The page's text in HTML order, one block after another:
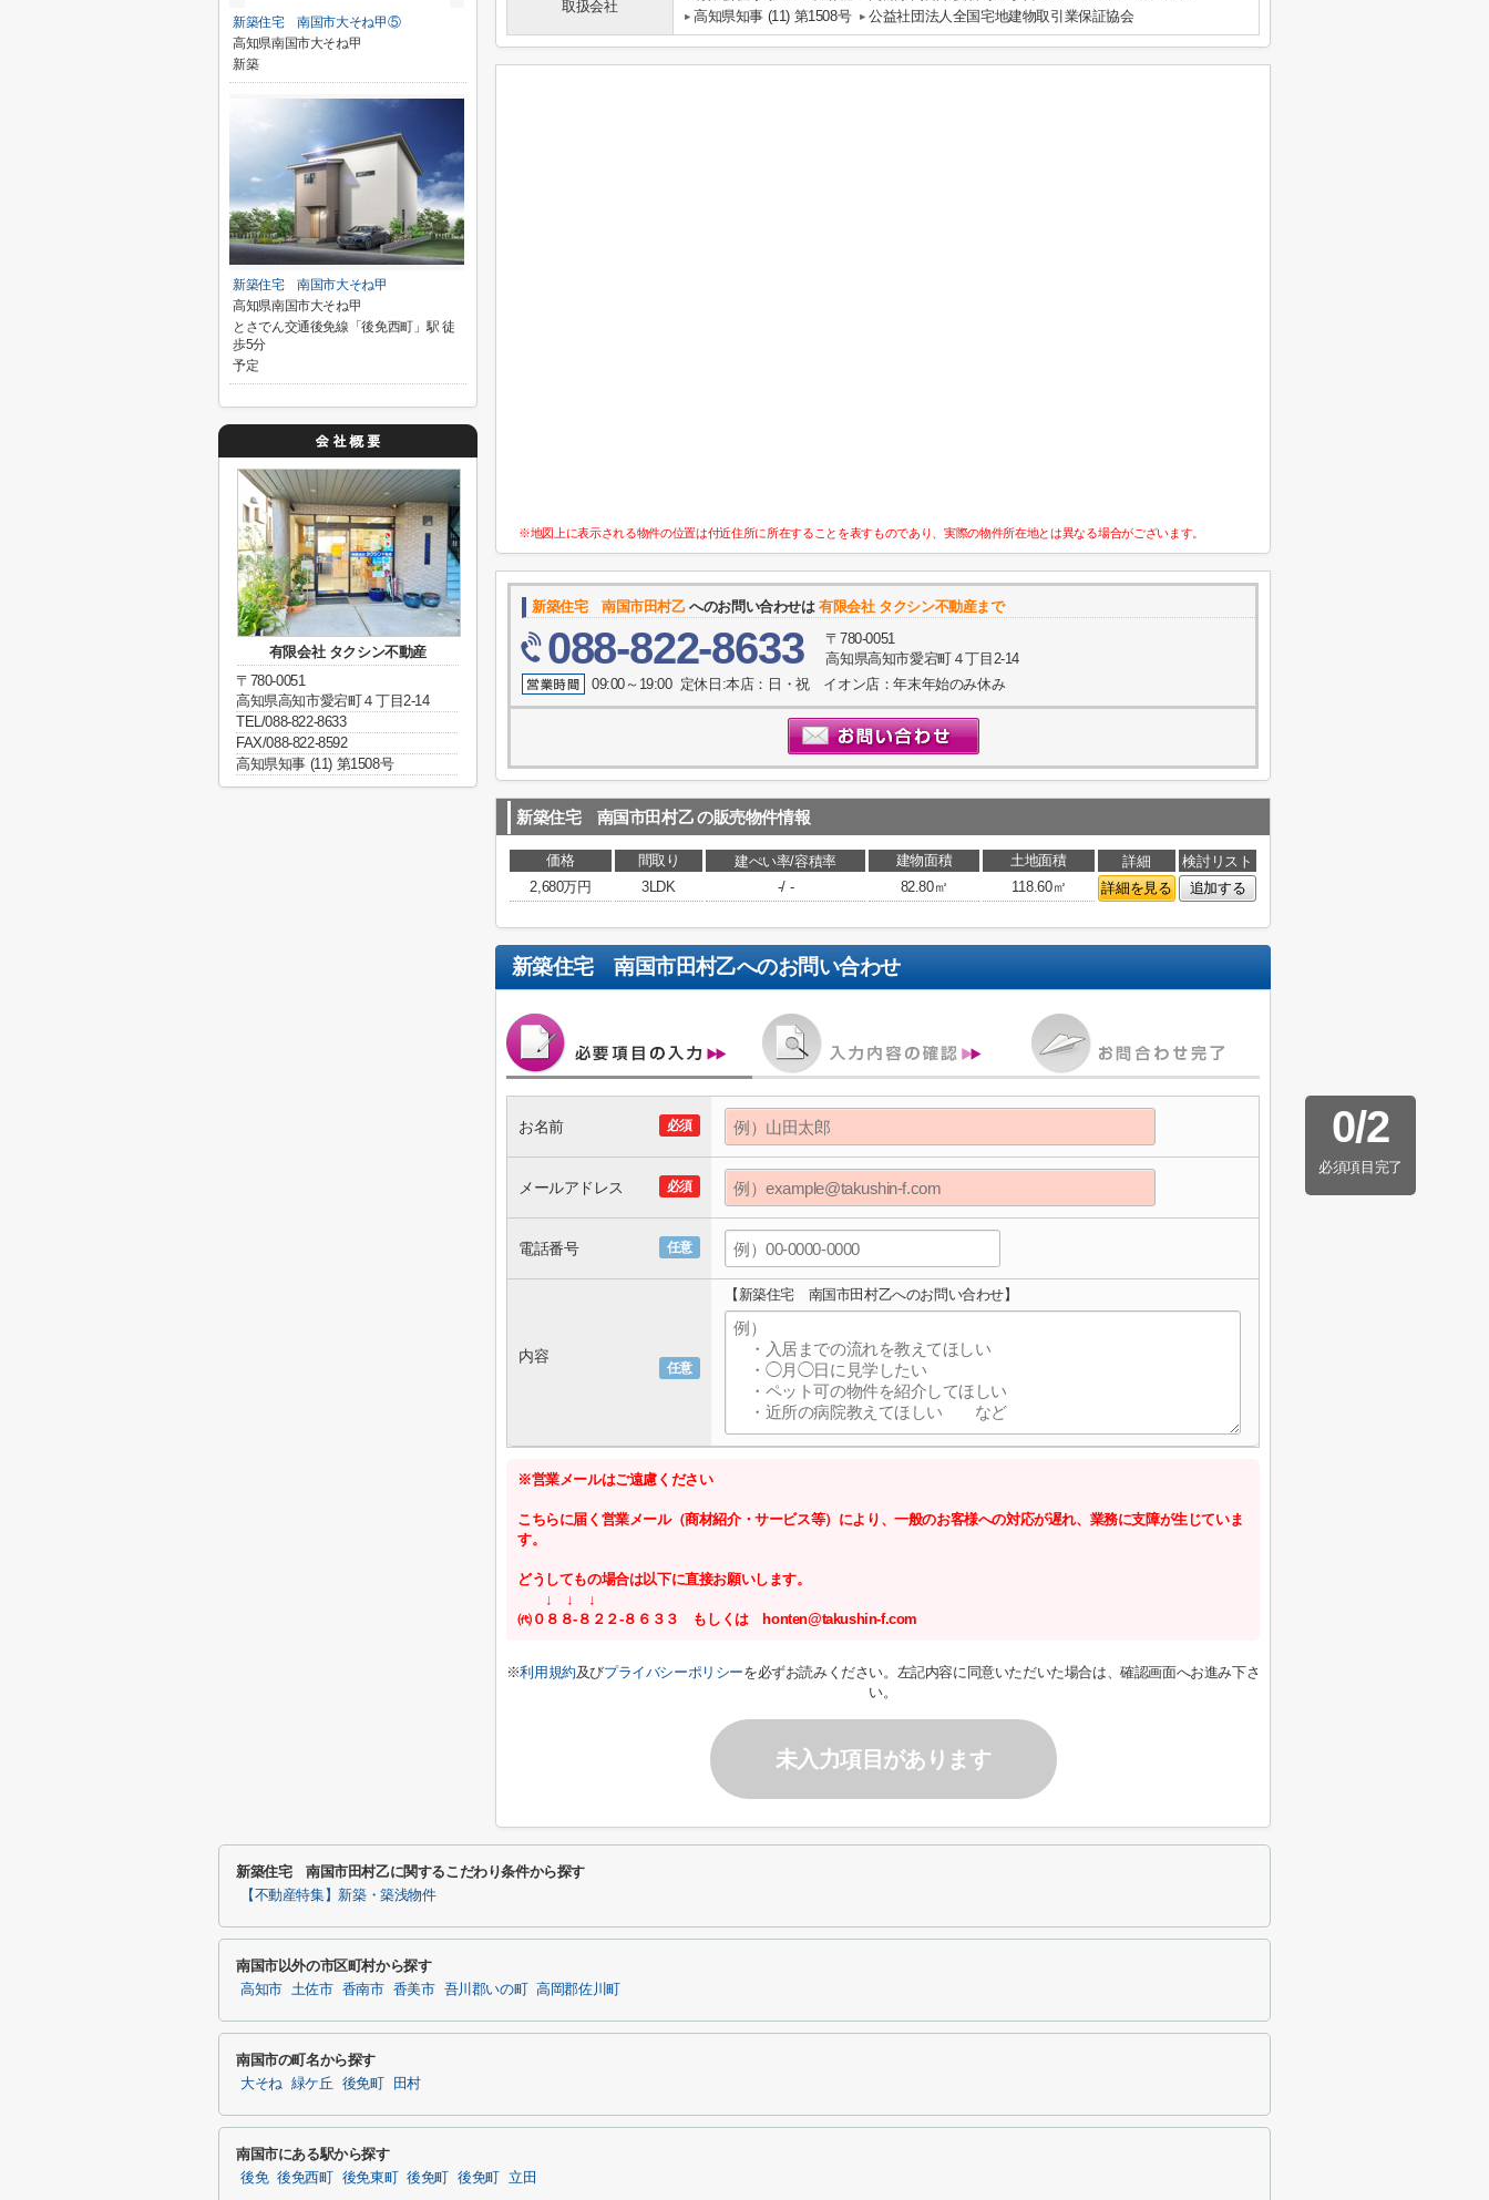
取扱会社
高知県知事 (11) 第1508号
公益社団法人全国宅地建物取引業保証協会
※地図上に表示される物件の位置は付近住所に所在することを表すものであり、実際の物件所在地とは異なる場合がございます。
新築住宅 南国市田村乙 へのお問い合わせは有限会社 タクシン不動産まで
088-822-8633
〒780-0051
高知県高知市愛宕町４丁目2-14
09:00～19:00 定休日:本店：日・祝 イオン店：年末年始のみ休み
新築住宅 南国市田村乙の販売物件情報
価格 間取り 建ぺい率/容積率 建物面積 土地面積 詳細
検討リスト
2,680万円
3LDK -/ - 82.80㎡ 118.60㎡ 詳細を見る 追加する
新築住宅 南国市田村乙へのお問い合わせ
0/2
必須項目完了
必須
お名前
必須
メールアドレス
任意
電話番号
任意
内容
【新築住宅 南国市田村乙へのお問い合わせ】
※営業メールはご遠慮ください
こちらに届く営業メール（商材紹介・サービス等）により、一般のお客様への対応が遅れ、業務に支障が生じていま
す。
どうしてもの場合は以下に直接お願いします。
↓ ↓ ↓
㈹０８８-８２２-８６３３ もしくは honten@takushin-f.com
※利用規約及びプライバシーポリシーを必ずお読みください。左記内容に同意いただいた場合は、確認画面へお進み下さ
い。
未入力項目があります
新築住宅 南国市大そね甲⑤
高知県南国市大そね甲
新築
新築住宅 南国市大そね甲
高知県南国市大そね甲
とさでん交通後免線「後免西町」駅 徒
歩5分
予定
有限会社 タクシン不動産
〒780-0051
高知県高知市愛宕町４丁目2-14
TEL/088-822-8633
FAX/088-822-8592
高知県知事 (11) 第1508号
新築住宅 南国市田村乙に関するこだわり条件から探す
【不動産特集】新築・築浅物件
南国市以外の市区町村から探す
高知市 土佐市 香南市 香美市 吾川郡いの町 高岡郡佐川町
南国市の町名から探す
大そね 緑ケ丘 後免町 田村
南国市にある駅から探す
後免 後免西町 後免東町 後免町 後免町 立田